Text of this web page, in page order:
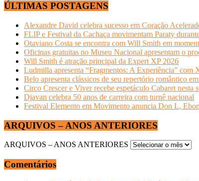
ÚLTIMAS POSTAGENS
Alexandre David celebra sucesso em Coração
FLIP e Festival da Cachaça movimentam Paraty
Otaviano Costa se encontra com Will Smith em
Oficinas gratuitas no Museu Nacional apresentam o
Will Smith é atração principal da Expert XP 2026
Ludmilla apresenta “Fragmentos: A Experiência” com
Belo apresenta clássicos de seu repertório romântico
Circo Crescer e Viver recebe espetáculo Cabaret nesta
Djavan celebra 50 anos de carreira com turnê nacional
Festival Elemento em Movimento anuncia Don L,
ARQUIVOS – ANOS ANTERIORES
ARQUIVOS – ANOS ANTERIORES
Comentários